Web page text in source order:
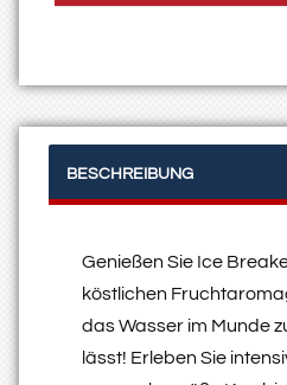
BESCHREIBUNG
Genießen Sie Ice
köstlichen
das Wasser im Munde
lässt! Erleben Sie